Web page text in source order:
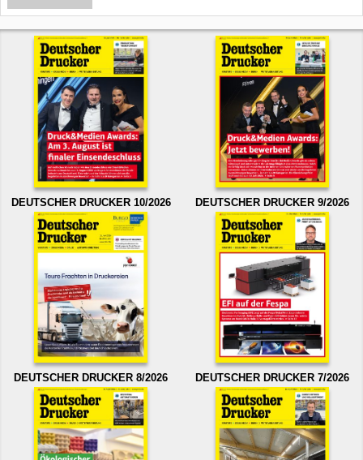
DEUTSCHER DRUCKER 10/2026 DEUTSCHER DRUCKER 9/2026
DEUTSCHER DRUCKER 8/2026 DEUTSCHER DRUCKER 7/2026